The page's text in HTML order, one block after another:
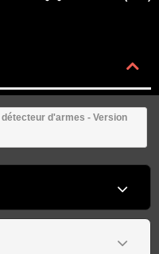
détecteur d'armes - Version